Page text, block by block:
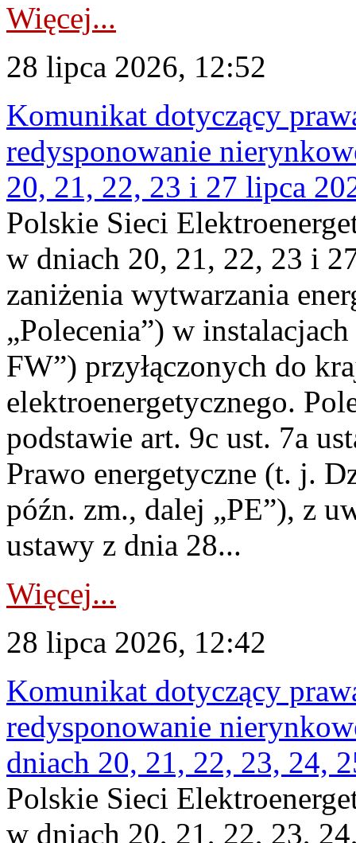
Więcej...
28 lipca 2026, 12:52
Komunikat dotyczący
redysponowanie
20, 21, 22, 23 i 27 lipca
Polskie Sieci
w dniach 20, 21, 22, 23 i
zaniżenia wytwarzania
„Polecenia”) w
FW”) przyłączonych do
elektroenergetycznego.
podstawie art. 9c ust. 7a
Prawo energetyczne (t. j.
późn. zm., dalej „PE”), z
ustawy z dnia 28...
Więcej...
28 lipca 2026, 12:42
Komunikat dotyczący
redysponowanie
dniach 20, 21, 22, 23, 24,
Polskie Sieci
w dniach 20, 21, 22, 23,